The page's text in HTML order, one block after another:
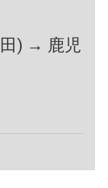
) → 鹿児